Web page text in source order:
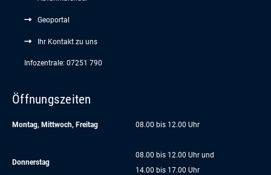
Geoportal
Ihr Kontakt zu uns
Infozentrale: 07251 790
Öffnungszeiten
Montag, Mittwoch, Freitag 08.00 bis 12.00 Uhr
Donnerstag
08.00 bis 12.00 Uhr und
14.00 bis 17.00 Uhr